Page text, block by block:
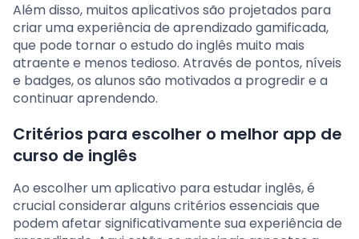
Além disso, muitos aplicativos são projetados para
criar uma experiência de aprendizado gamificada,
que pode tornar o estudo do inglês muito mais
atraente e menos tedioso. Através de pontos, níveis
e badges, os alunos são motivados a progredir e a
continuar aprendendo.
Critérios para escolher o melhor app de
curso de inglês
Ao escolher um aplicativo para estudar inglês, é
crucial considerar alguns critérios essenciais que
podem afetar significativamente sua experiência de